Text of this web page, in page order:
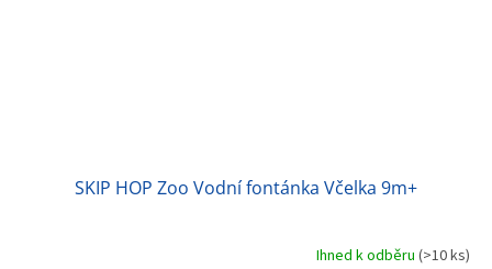
SKIP HOP Zoo Vodní fontánka Včelka 9m+
Ihned k odběru (>10 ks)